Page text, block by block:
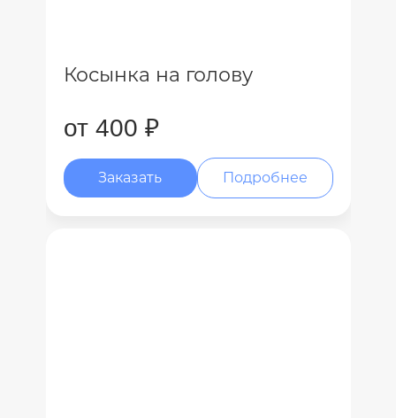
Косынка на голову
от 400 ₽
Заказать Подробнее